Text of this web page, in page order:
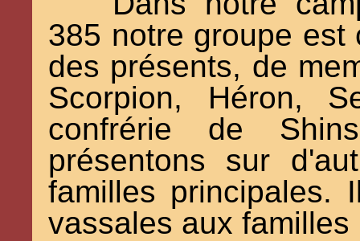
385 notre groupe est
des présents, de
Scorpion, Héron,
confrérie de
présentons sur
familles principales.
vassales aux